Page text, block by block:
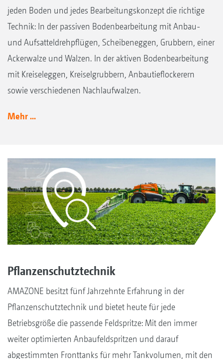
jeden Boden und jedes Bearbeitungskonzept die richtige
Technik: In der passiven Bodenbearbeitung mit Anbau-
und Aufsatteldrehpflügen, Scheibeneggen, Grubbern, einer
Ackerwalze und Walzen. In der aktiven Bodenbearbeitung
mit Kreiseleggen, Kreiselgrubbern, Anbautieflockerern
sowie verschiedenen Nachlaufwalzen.
Mehr ...
Pflanzenschutztechnik
AMAZONE besitzt fünf Jahrzehnte Erfahrung in der
Pflanzenschutztechnik und bietet heute für jede
Betriebsgröße die passende Feldspritze: Mit den immer
weiter optimierten Anbaufeldspritzen und darauf
abgestimmten Fronttanks für mehr Tankvolumen, mit den